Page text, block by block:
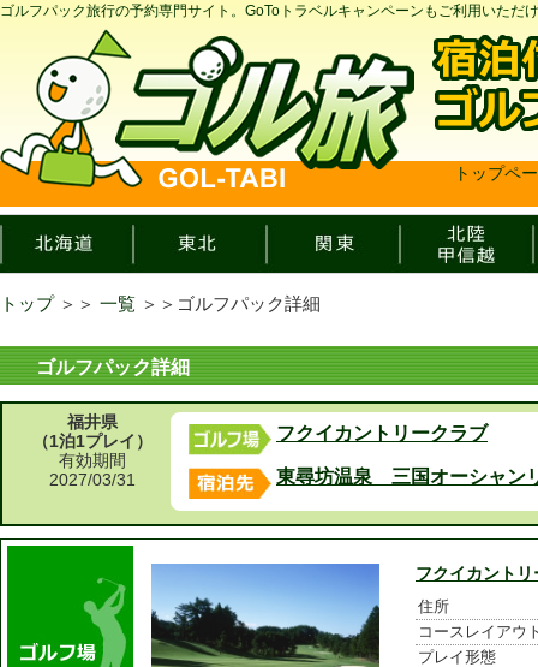
ゴルフパック旅行の予約専門サイト。GoToトラベルキャンペーンもご利用いただ
トップペ
トップ ＞＞ 一覧 ＞＞ ゴルフパック詳細
ゴルフパック詳細
福井県
（1泊1プレイ）
有効期間
2027/03/31
フクイカントリークラブ
東尋坊温泉 三国オーシャン
フクイカントリ
住所
コースレイアウ
プレイ形態